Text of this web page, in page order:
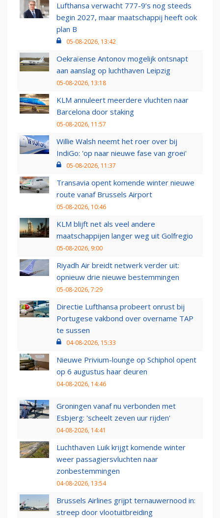
Lufthansa verwacht 777-9’s nog steeds
begin 2027, maar maatschappij heeft ook
plan B
05-08-2026, 13:42
Oekraïense Antonov mogelijk ontsnapt
aan aanslag op luchthaven Leipzig
05-08-2026, 13:18
KLM annuleert meerdere vluchten naar
Barcelona door staking
05-08-2026, 11:57
Willie Walsh neemt het roer over bij
IndiGo: 'op naar nieuwe fase van groei'
05-08-2026, 11:37
Transavia opent komende winter nieuwe
route vanaf Brussels Airport
05-08-2026, 10:46
KLM blijft net als veel andere
maatschappijen langer weg uit Golfregio
05-08-2026, 9:00
Riyadh Air breidt netwerk verder uit:
opnieuw drie nieuwe bestemmingen
05-08-2026, 7:29
Directie Lufthansa probeert onrust bij
Portugese vakbond over overname TAP
te sussen
04-08-2026, 15:33
Nieuwe Privium-lounge op Schiphol opent
op 6 augustus haar deuren
04-08-2026, 14:46
Groningen vanaf nu verbonden met
Esbjerg: 'scheelt zeven uur rijden'
04-08-2026, 14:41
Luchthaven Luik krijgt komende winter
weer passagiersvluchten naar
zonbestemmingen
04-08-2026, 13:54
Brussels Airlines grijpt ternauwernood in:
streep door vlootuitbreiding